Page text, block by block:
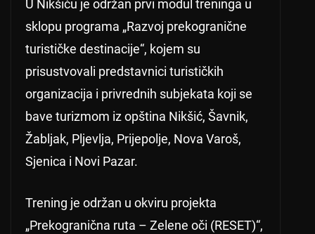
U Nikšiću je održan prvi modul treninga u
sklopu programa „Razvoj prekogranične
turističke destinacije“, kojem su
prisustvovali predstavnici turističkih
organizacija i privrednih subjekata koji se
bave turizmom iz opština Nikšić, Šavnik,
Žabljak, Pljevlja, Prijepolje, Nova Varoš,
Sjenica i Novi Pazar.
Trening je održan u okviru projekta
„Prekogranična ruta – Zelene oči (RESET)“,